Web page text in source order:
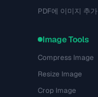
PDF에 이미지 추가
Image Tools
Compress Image
Resize Image
Crop Image